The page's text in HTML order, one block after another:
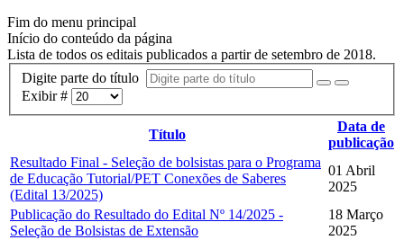
Fim do menu principal
Início do conteúdo da página
Lista de todos os editais publicados a partir de setembro de 2018.
Digite parte do título
Exibir #
Título
Data de
publicação
Resultado Final - Seleção de bolsistas para o Programa
de Educação Tutorial/PET Conexões de Saberes
(Edital 13/2025)
01 Abril
2025
Publicação do Resultado do Edital Nº 14/2025 -
Seleção de Bolsistas de Extensão
18 Março
2025